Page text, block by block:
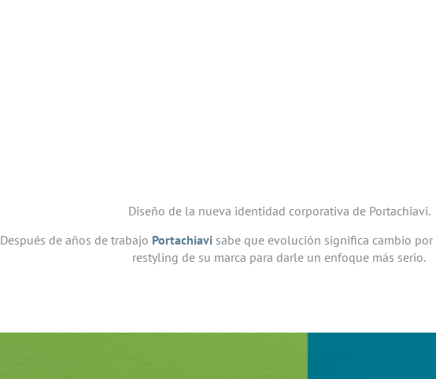
Diseño de la nueva identidad corporativa de Portachiavi.
Después de años de trabajo Portachiavi sabe que evolución significa cambio
restyling de su marca para darle un enfoque más serio.